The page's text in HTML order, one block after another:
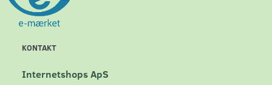
KONTAKT
Internetshops ApS